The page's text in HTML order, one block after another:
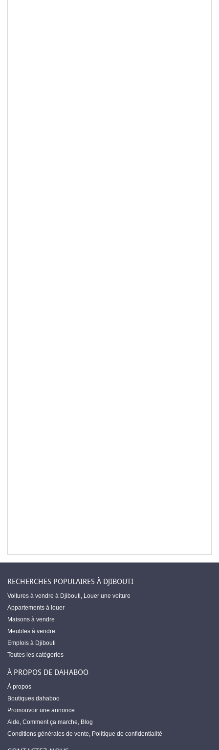
RECHERCHES POPULAIRES À DJIBOUTI
Voitures à vendre à Djibouti, Louer une voiture
Appartements à louer
Maisons à vendre
Meubles à vendre
Emplois à Djibouti
Toutes les catégories
À PROPOS DE DAHABOO
À propos
Boutiques dahaboo
Promouvoir une annonce
Aide, Comment ça marche, Blog
Conditions générales de vente, Politique de confidentialité